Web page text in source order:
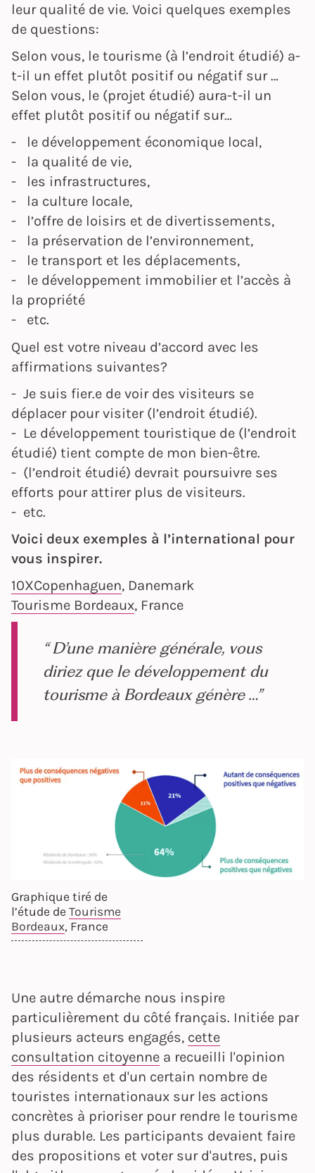
leur qualité de vie. Voici quelques exemples
de questions:
Selon vous, le tourisme (à l’endroit étudié) a-
t-il un effet plutôt positif ou négatif sur …
Selon vous, le (projet étudié) aura-t-il un
effet plutôt positif ou négatif sur…
- le développement économique local,
- la qualité de vie,
- les infrastructures,
- la culture locale,
- l’offre de loisirs et de divertissements,
- la préservation de l’environnement,
- le transport et les déplacements,
- le développement immobilier et l’accès à
la propriété
- etc.
Quel est votre niveau d’accord avec les
affirmations suivantes?
- Je suis fier.e de voir des visiteurs se
déplacer pour visiter (l’endroit étudié).
- Le développement touristique de (l’endroit
étudié) tient compte de mon bien-être.
- (l’endroit étudié) devrait poursuivre ses
efforts pour attirer plus de visiteurs.
- etc.
Voici deux exemples à l’international pour
vous inspirer.
10XCopenhaguen, Danemark
Tourisme Bordeaux, France
“ D’une manière générale, vous
diriez que le développement du
tourisme à Bordeaux génère …”
Graphique tiré de
l’étude de Tourisme
Bordeaux, France
Une autre démarche nous inspire
particulièrement du côté français. Initiée par
plusieurs acteurs engagés, cette
consultation citoyenne a recueilli l'opinion
des résidents et d'un certain nombre de
touristes internationaux sur les actions
concrètes à prioriser pour rendre le tourisme
plus durable. Les participants devaient faire
des propositions et voter sur d'autres, puis